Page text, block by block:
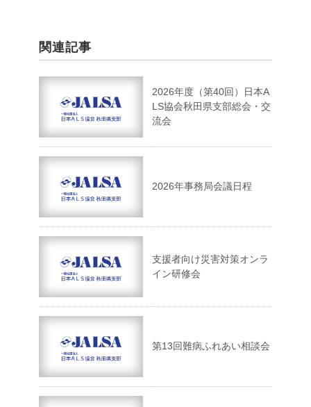
関連記事
2026年度（第40回）日本A
LS協会秋田県支部総会・交
流会
2026年事務局会議日程
支援者向け災害対策オンラ
イン研修会
第13回難病ふれあい相談会